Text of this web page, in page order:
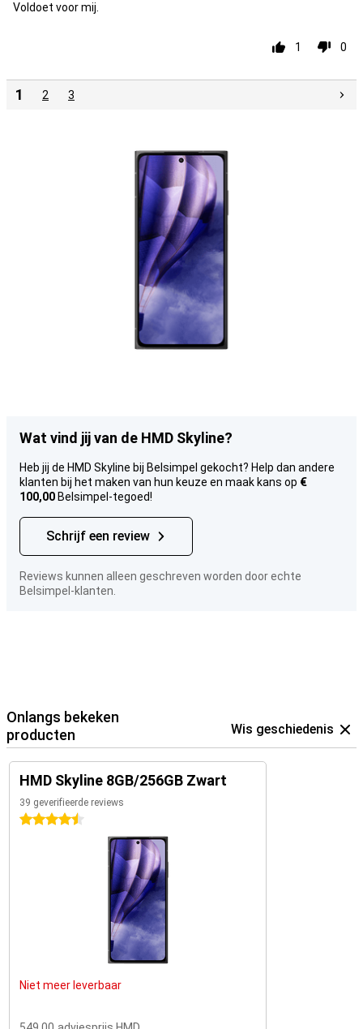
Voldoet voor mij.
1 0
1 2 3
Wat vind jij van de HMD Skyline?
Heb jij de HMD Skyline bij Belsimpel gekocht? Help dan andere
klanten bij het maken van hun keuze en maak kans op €
100,00 Belsimpel-tegoed!
Schrijf een review
Reviews kunnen alleen geschreven worden door echte
Belsimpel-klanten.
Onlangs bekeken
producten
Wis geschiedenis
HMD Skyline 8GB/256GB Zwart
39 geverifieerde reviews
4.5 sterren
Niet meer leverbaar